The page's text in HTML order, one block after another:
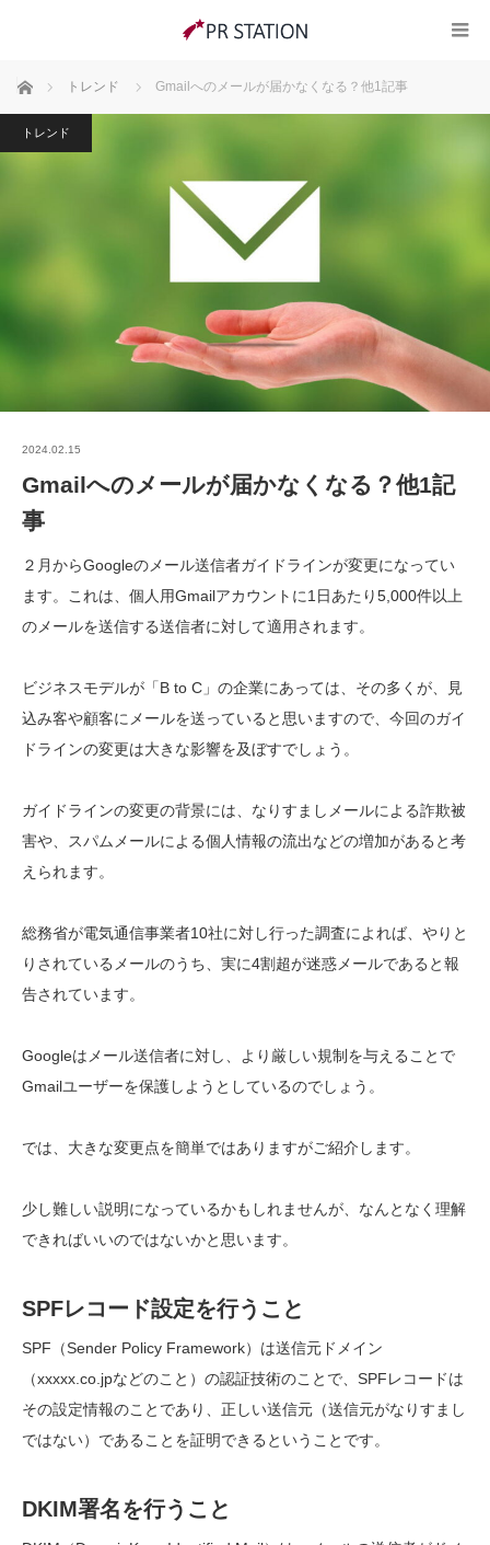
ホーム トレンド Gmailへのメールが届かなくなる？他1記事
トレンド
2024.02.15
Gmailへのメールが届かなくなる？他1記
事
２月からGoogleのメール送信者ガイドラインが変更になってい
ます。これは、個人用Gmailアカウントに1日あたり5,000件以上
のメールを送信する送信者に対して適用されます。
ビジネスモデルが「B to C」の企業にあっては、その多くが、見
込み客や顧客にメールを送っていると思いますので、今回のガイ
ドラインの変更は大きな影響を及ぼすでしょう。
ガイドラインの変更の背景には、なりすましメールによる詐欺被
害や、スパムメールによる個人情報の流出などの増加があると考
えられます。
総務省が電気通信事業者10社に対し行った調査によれば、やりと
りされているメールのうち、実に4割超が迷惑メールであると報
告されています。
Googleはメール送信者に対し、より厳しい規制を与えることで
Gmailユーザーを保護しようとしているのでしょう。
では、大きな変更点を簡単ではありますがご紹介します。
少し難しい説明になっているかもしれませんが、なんとなく理解
できればいいのではないかと思います。
SPFレコード設定を行うこと
SPF（Sender Policy Framework）は送信元ドメイン
（xxxxx.co.jpなどのこと）の認証技術のことで、SPFレコードは
その設定情報のことであり、正しい送信元（送信元がなりすまし
ではない）であることを証明できるということです。
DKIM署名を行うこと